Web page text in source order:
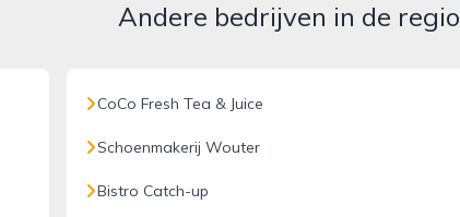
Andere bedrijven in de regio
CoCo Fresh Tea & Juice
Schoenmakerij Wouter
Bistro Catch-up